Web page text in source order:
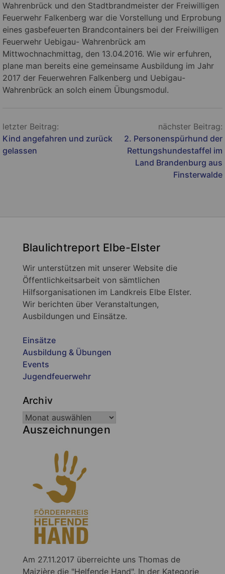
Wahrenbrück und den Stadtbrandmeister der Freiwilligen
Feuerwehr Falkenberg war die Vorstellung und Erprobung
eines gasbefeuerten Brandcontainers bei der Freiwilligen
Feuerwehr Uebigau- Wahrenbrück am
Mittwochnachmittag, den 13.04.2016. Wie wir erfuhren,
plane man bereits eine gemeinsame Ausbildung im Jahr
2017 der Feuerwehren Falkenberg und Uebigau-
Wahrenbrück an solch einem Übungsmodul.
Beitragsnavigation
letzter Beitrag:
Kind angefahren und zurück
gelassen
nächster Beitrag:
2. Personenspürhund der
Rettungshundestaffel im
Land Brandenburg aus
Finsterwalde
Blaulichtreport Elbe-Elster
Wir unterstützen mit unserer Website die
Öffentlichkeitsarbeit von sämtlichen
Hilfsorganisationen im Landkreis Elbe Elster.
Wir berichten über Veranstaltungen,
Ausbildungen und Einsätze.
Einsätze
Ausbildung & Übungen
Events
Jugendfeuerwehr
Archiv
Auszeichnungen
Am 27.11.2017 überreichte uns Thomas de
Maizière die "Helfende Hand". In der Kategorie